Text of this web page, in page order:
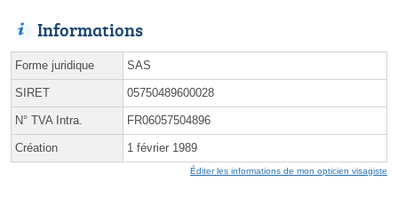
Informations
Forme juridique SAS
SIRET 05750489600028
N° TVA Intra. FR06057504896
Création 1 février 1989
Éditer les informations de mon opticien visagiste